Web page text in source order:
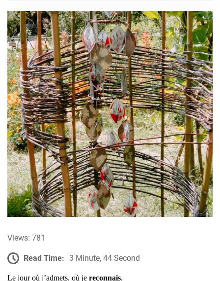
Views: 781
Read Time: 3 Minute, 44 Second
Le jour où j’admets, où je reconnais,